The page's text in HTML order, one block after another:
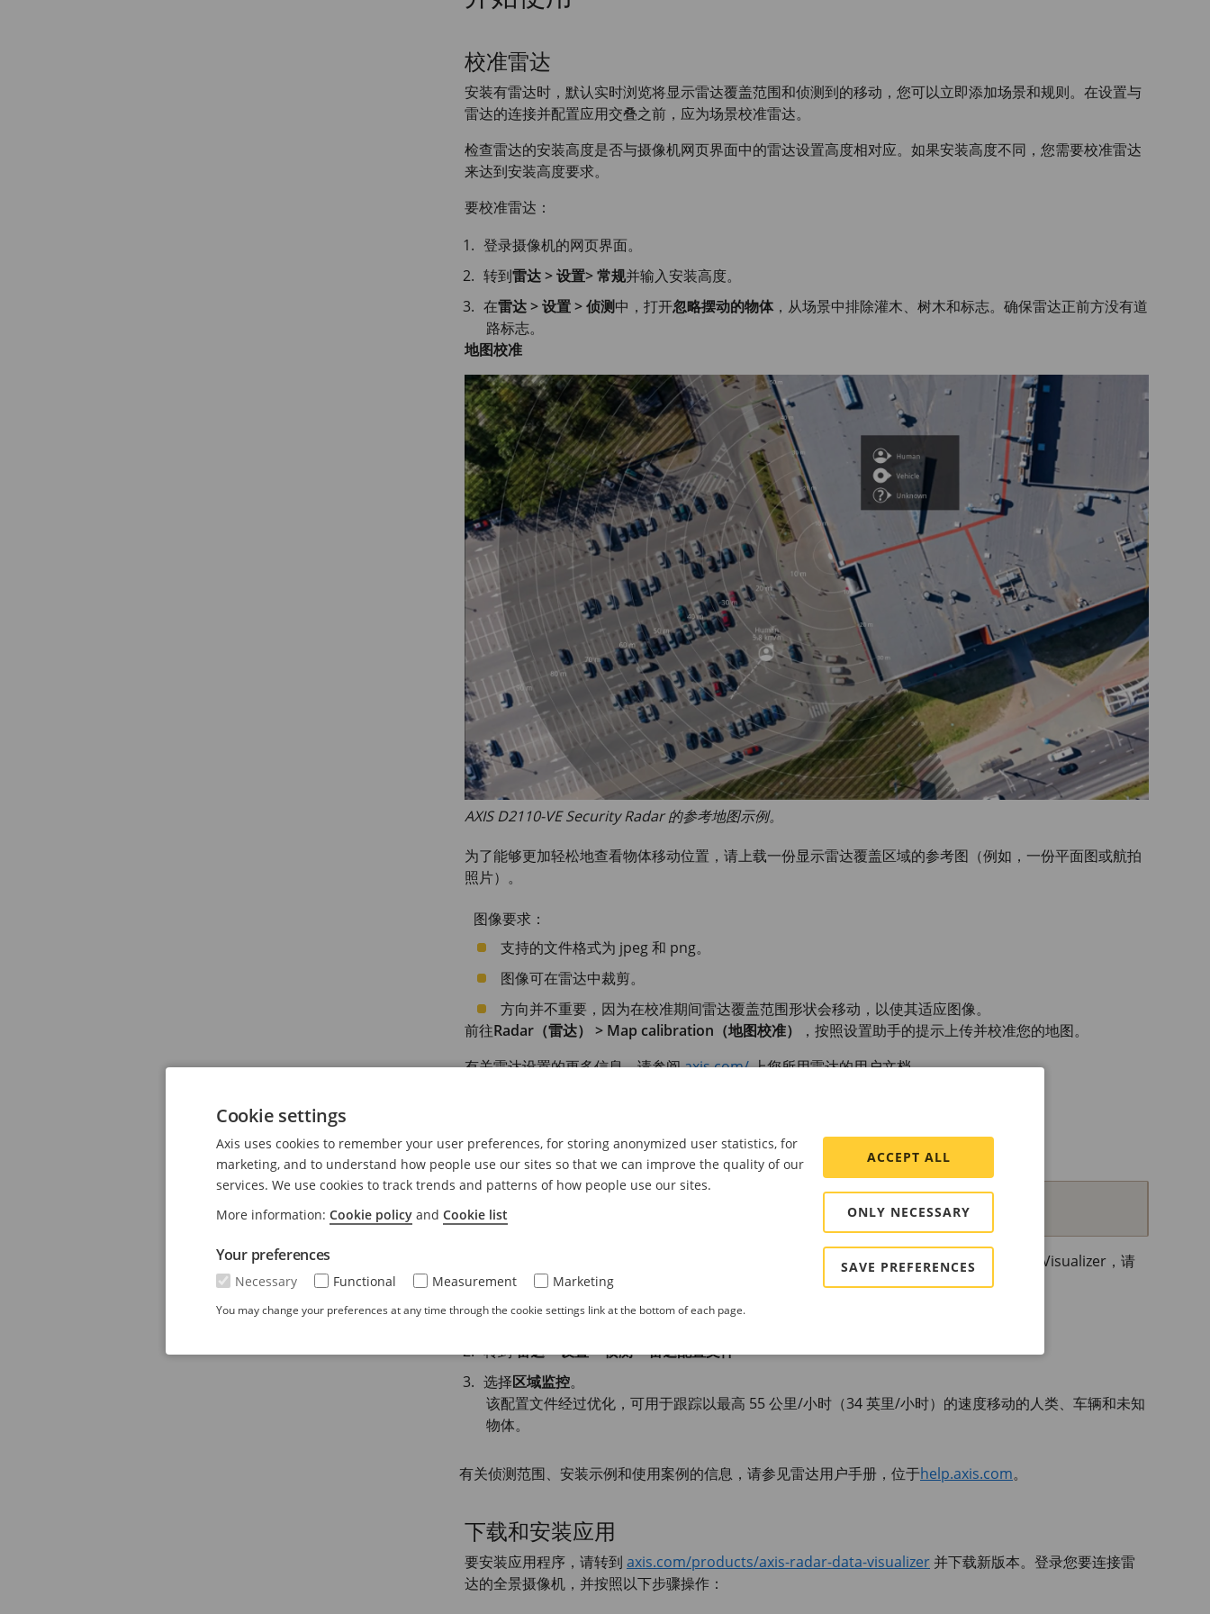
校准雷达
安装有雷达时，默认实时浏览将显示雷达覆盖范围和侦测到的移动，您可以立即添加场景和规则。在设置与
雷达的连接并配置应用交叠之前，应为场景校准雷达。
检查雷达的安装高度是否与摄像机网页界面中的雷达设置高度相对应。如果安装高度不同，您需要校准雷达
来达到安装高度要求。
要校准雷达：
登录摄像机的网页界面。
转到雷达 > 设置> 常规并输入安装高度。
在雷达 > 设置 > 侦测中，打开忽略摆动的物体，从场景中排除灌木、树木和标志。确保雷达正前方没有道
路标志。
地图校准
AXIS D2110-VESecurity Radar 的参考地图示例。
为了能够更加轻松地查看物体移动位置，请上载一份显示雷达覆盖区域的参考图（例如，一份平面图或航拍
照片）。
图像要求：
支持的文件格式为 jpeg 和 png。
图像可在雷达中裁剪。
方向并不重要，因为在校准期间雷达覆盖范围形状会移动，以使其适应图像。
前往Radar（雷达） > Map calibration（地图校准）
，按照设置助手的提示上传并校准您的地图。
有关雷达设置的更多信息，请参阅axis.com/上您所用雷达的用户文档。
注意
安讯士雷达支持两种不同的监控配置文件：区域监控和道路监控。要使用AXIS Radar
Data Visualizer，请
选择区域监控配置文件。
登录雷达的网页界面。
转到雷达 > 设置 > 侦测 > 雷达配置文件
选择区域监控。
该配置文件经过优化，可用于跟踪以最高 55 公里/小时（34 英里/小时）的速度移动的人类、车辆和未知
物体。
有关侦测范围、安装示例和使用案例的信息，请参见雷达用户手册，位于help.axis.com。
下载和安装应用
要安装应用程序，请转到 axis.com/products/axis-radar-data-visualizer 并下载新版本。登录您要连接雷
达的全景摄像机，并按照以下步骤操作：
Cookie settings
Axis uses cookies to remember your user preferences, for storing anonymized user statistics, for
marketing, and to understand how people use our sites so that we can improve the quality of our
services. We use cookies to track trends and patterns of how people use our sites.
More information: Cookie policy and Cookie list
Your preferences
Necessary Functional Measurement Marketing
You may change your preferences at any time through the cookie settings link at the bottom of each page.
ACCEPT ALL
ONLY NECESSARY
SAVE PREFERENCES